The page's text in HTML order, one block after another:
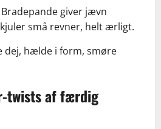
Bradepande giver jævn
små revner, helt ærligt.
dej, hælde i form, smøre
twists af færdig